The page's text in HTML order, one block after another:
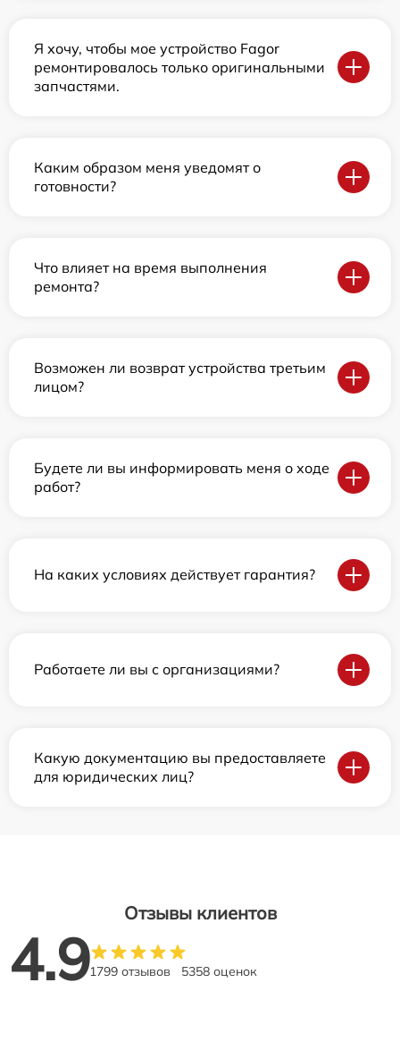
Я хочу, чтобы мое устройство Fagor
ремонтировалось только оригинальными
запчастями.
Каким образом меня уведомят о
готовности?
Что влияет на время выполнения
ремонта?
Возможен ли возврат устройства третьим
лицом?
Будете ли вы информировать меня о ходе
работ?
На каких условиях действует гарантия?
Работаете ли вы с организациями?
Какую документацию вы предоставляете
для юридических лиц?
Отзывы клиентов
4.91799 отзывов 5358 оценок